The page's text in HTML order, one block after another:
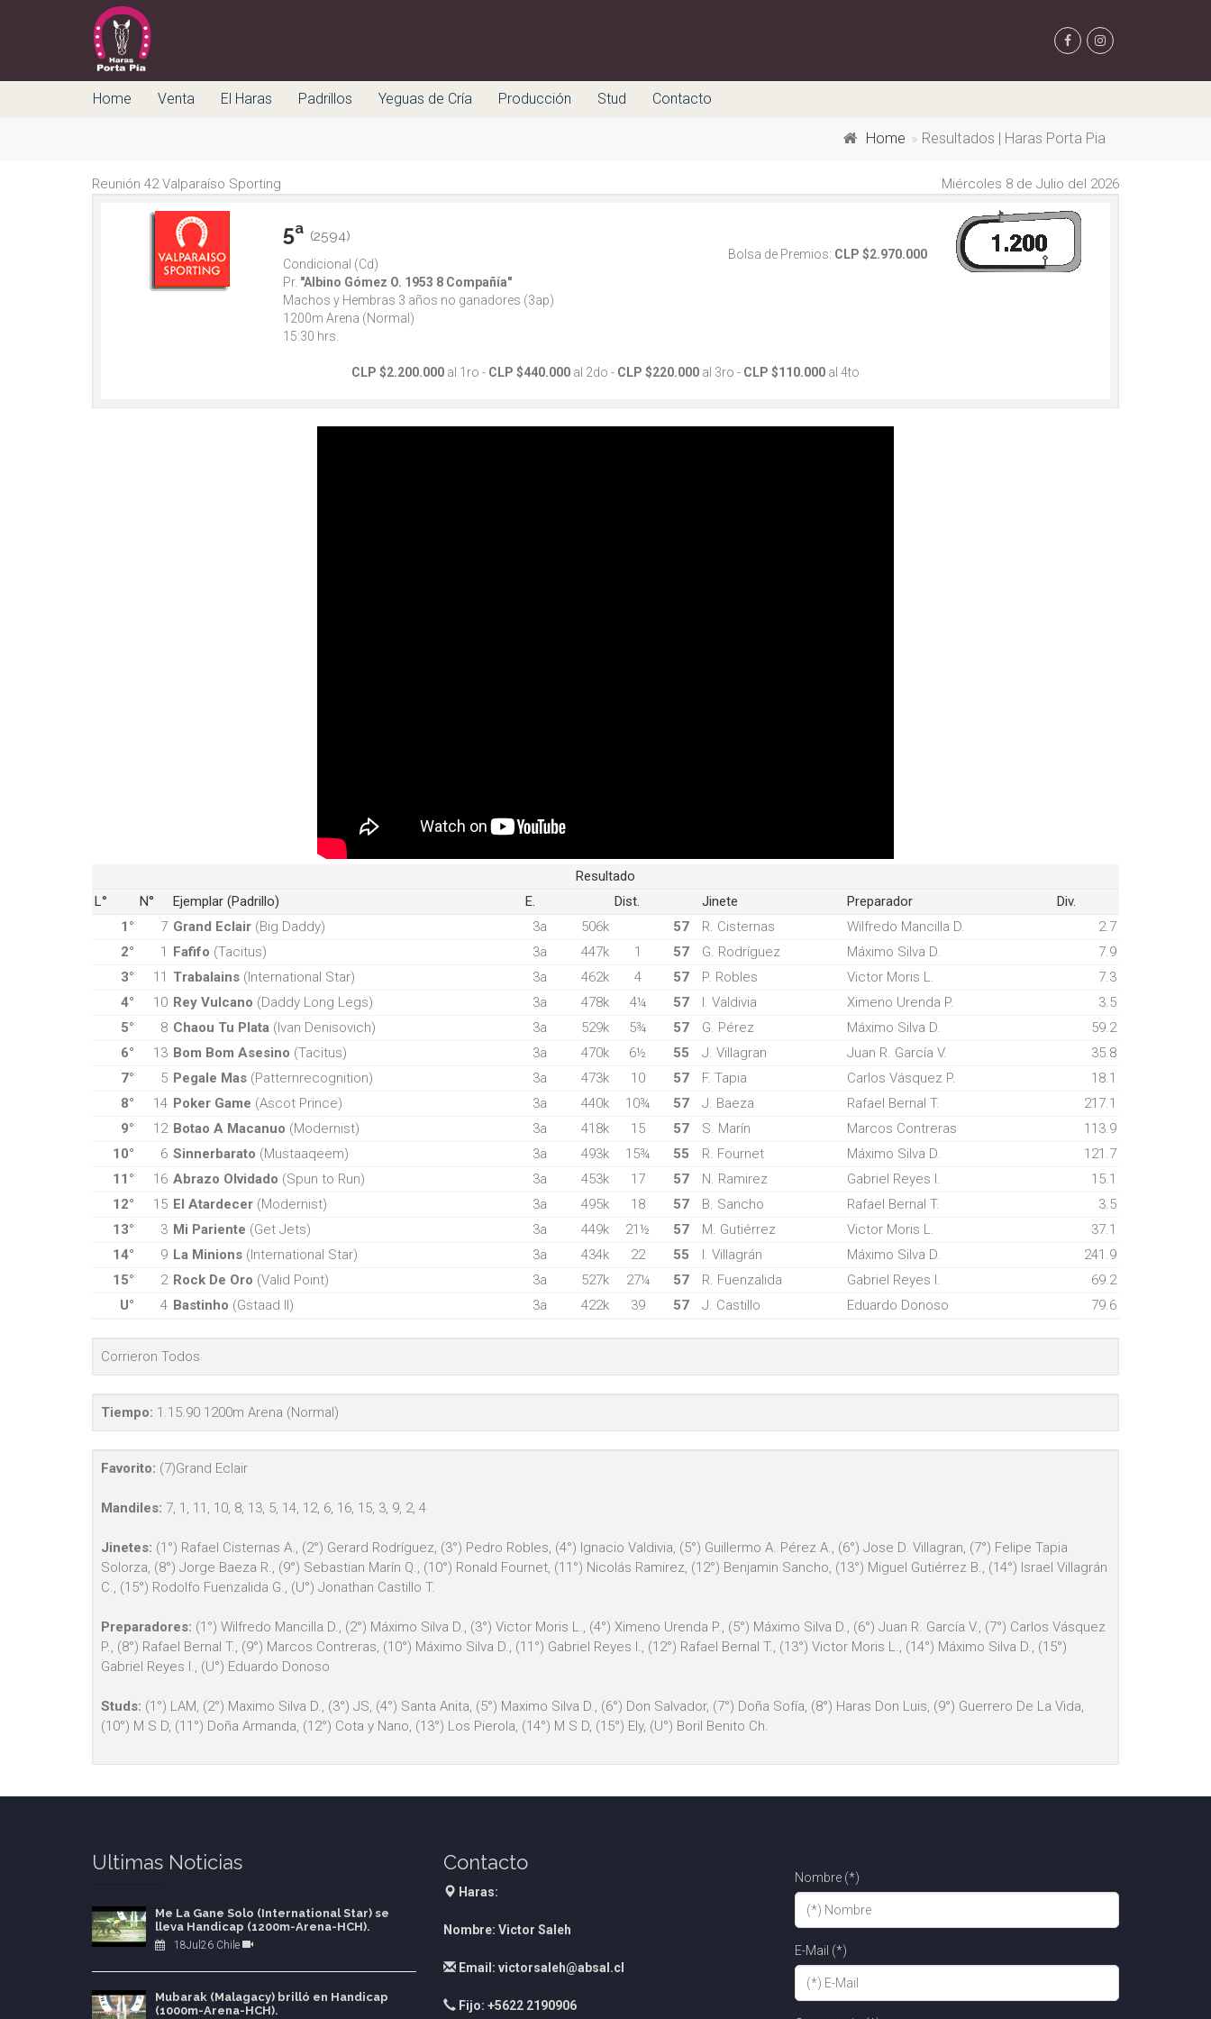
Home Venta El Haras Padrillos Yeguas de Cría Producción Stud Contacto
Home Resultados | Haras Porta Pia
Reunión 42 Valparaíso Sporting Miércoles 8 de Julio del 2026
5ª (2594)
Condicional (Cd)
Pr. "Albino Gómez O. 1953 8 Compañía"
Machos y Hembras 3 años no ganadores (3ap)
1200m Arena (Normal)
15:30 hrs.
Bolsa de Premios: CLP $2.970.000
CLP $2.200.000 al 1ro - CLP $440.000 al 2do - CLP $220.000 al 3ro - CLP $110.000 al 4to
Resultado
L°
N° Ejemplar (Padrillo) E. Dist. Jinete Preparador
Div.
1°
7 Grand Eclair (Big Daddy) 3a 506k 57 R. Cisternas Wilfredo Mancilla D.
2.7
2°
1 Fafifo (Tacitus) 3a 447k 1 57 G. Rodríguez Máximo Silva D.
7.9
3°
11 Trabalains (International Star) 3a 462k 4 57 P. Robles Victor Moris L.
7.3
4°
10 Rey Vulcano (Daddy Long Legs) 3a 478k 4¼ 57 I. Valdivia Ximeno Urenda P.
3.5
5°
8 Chaou Tu Plata (Ivan Denisovich) 3a 529k 5¾ 57 G. Pérez Máximo Silva D.
59.2
6°
13 Bom Bom Asesino (Tacitus) 3a 470k 6½ 55 J. Villagran Juan R. García V.
35.8
7°
5 Pegale Mas (Patternrecognition) 3a 473k 10 57 F. Tapia Carlos Vásquez P.
18.1
8°
14 Poker Game (Ascot Prince) 3a 440k 10¾ 57 J. Baeza Rafael Bernal T.
217.1
9°
12 Botao A Macanuo (Modernist) 3a 418k 15 57 S. Marín Marcos Contreras
113.9
10°
6 Sinnerbarato (Mustaaqeem) 3a 493k 15¾ 55 R. Fournet Máximo Silva D.
121.7
11°
16 Abrazo Olvidado (Spun to Run) 3a 453k 17 57 N. Ramirez Gabriel Reyes I.
15.1
12°
15 El Atardecer (Modernist) 3a 495k 18 57 B. Sancho Rafael Bernal T.
3.5
13°
3 Mi Pariente (Get Jets) 3a 449k 21½ 57 M. Gutiérrez Victor Moris L.
37.1
14°
9 La Minions (International Star) 3a 434k 22 55 I. Villagrán Máximo Silva D.
241.9
15°
2 Rock De Oro (Valid Point) 3a 527k 27¼ 57 R. Fuenzalida Gabriel Reyes I.
69.2
U°
4 Bastinho (Gstaad II) 3a 422k 39 57 J. Castillo Eduardo Donoso 79.6
Corrieron Todos
Tiempo: 1.15.90 1200m Arena (Normal)
Favorito: (7)Grand Eclair
Mandiles: 7, 1, 11, 10, 8, 13, 5, 14, 12, 6, 16, 15, 3, 9, 2, 4
Jinetes: (1°) Rafael Cisternas A., (2°) Gerard Rodríguez, (3°) Pedro Robles, (4°) Ignacio Valdivia, (5°) Guillermo A. Pérez A., (6°) Jose D. Villagran, (7°) Felipe Tapia
Solorza, (8°) Jorge Baeza R., (9°) Sebastian Marín Q., (10°) Ronald Fournet, (11°) Nicolás Ramirez, (12°) Benjamin Sancho, (13°) Miguel Gutiérrez B., (14°) Israel Villagrán
C., (15°) Rodolfo Fuenzalida G., (U°) Jonathan Castillo T.
Preparadores: (1°) Wilfredo Mancilla D., (2°) Máximo Silva D., (3°) Victor Moris L., (4°) Ximeno Urenda P., (5°) Máximo Silva D., (6°) Juan R. García V., (7°) Carlos Vásquez
P., (8°) Rafael Bernal T., (9°) Marcos Contreras, (10°) Máximo Silva D., (11°) Gabriel Reyes I., (12°) Rafael Bernal T., (13°) Victor Moris L., (14°) Máximo Silva D., (15°)
Gabriel Reyes I., (U°) Eduardo Donoso
Studs: (1°) LAM, (2°) Maximo Silva D., (3°) JS, (4°) Santa Anita, (5°) Maximo Silva D., (6°) Don Salvador, (7°) Doña Sofía, (8°) Haras Don Luis, (9°) Guerrero De La Vida,
(10°) M S D, (11°) Doña Armanda, (12°) Cota y Nano, (13°) Los Pierola, (14°) M S D, (15°) Ely, (U°) Boril Benito Ch.
Ultimas Noticias
Me La Gane Solo (International Star) se
lleva Handicap (1200m-Arena-HCH).
18Jul26 Chile
Mubarak (Malagacy) brilló en Handicap
(1000m-Arena-HCH).
Contacto
Haras:
Nombre: Victor Saleh
Email: victorsaleh@absal.cl
Fijo: +5622 2190906
Nombre (*)
E-Mail (*)